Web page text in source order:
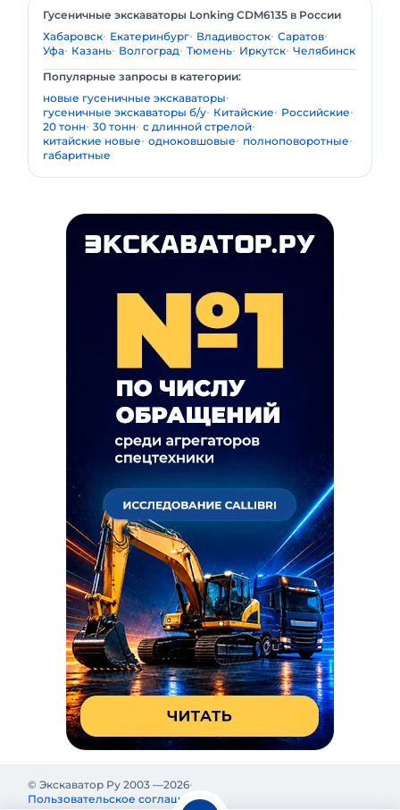
Гусеничные экскаваторы Lonking CDM6135 в России
Хабаровск Екатеринбург Владивосток Саратов
Уфа Казань Волгоград Тюмень Иркутск Челябинск
Популярные запросы в категории:
новые гусеничные экскаваторы
гусеничные экскаваторы б/у Китайские
Российские
20 тонн 30 тонн с длинной стрелой
китайские новые одноковшовые
полноповоротные
габаритные
© Экскаватор Ру 2003 —2026
Пользовательское соглашение